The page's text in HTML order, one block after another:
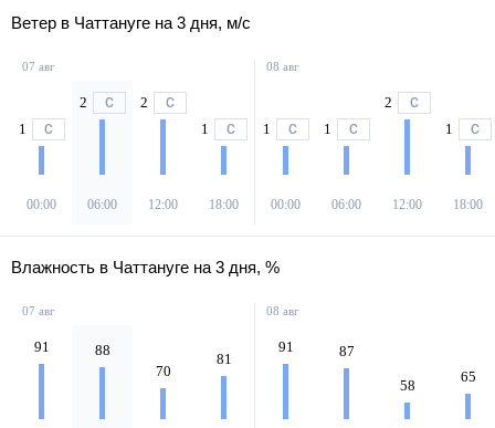
Ветер в Чаттануге на 3 дня, м/с
07 авг
1 С
00:00
2 С
06:00
2 С
12:00
1 С
18:00
08 авг
1 С
00:00
1 С
06:00
2 С
12:00
1 С
18:00
Влажность в Чаттануге на 3 дня, %
07 авг
91 88
70
81
08 авг
91 87
58
65